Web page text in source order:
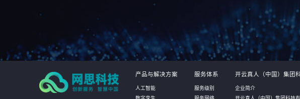
产品与解决方案
人工智能
服务体系
服务级别
开云真人（中国）集团
企业简介